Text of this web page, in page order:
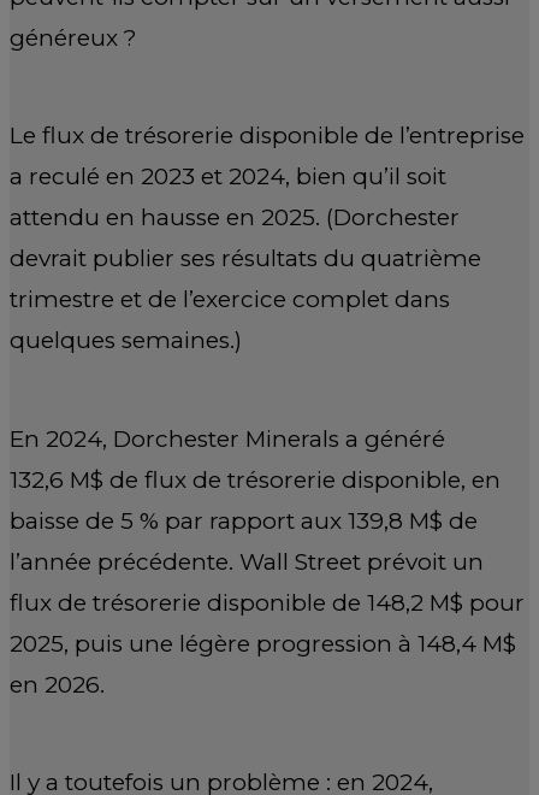
généreux ?
Le flux de trésorerie disponible de l’entreprise
a reculé en 2023 et 2024, bien qu’il soit
attendu en hausse en 2025. (Dorchester
devrait publier ses résultats du quatrième
trimestre et de l’exercice complet dans
quelques semaines.)
En 2024, Dorchester Minerals a généré
132,6 M$ de flux de trésorerie disponible, en
baisse de 5 % par rapport aux 139,8 M$ de
l’année précédente. Wall Street prévoit un
flux de trésorerie disponible de 148,2 M$ pour
2025, puis une légère progression à 148,4 M$
en 2026.
Il y a toutefois un problème : en 2024,